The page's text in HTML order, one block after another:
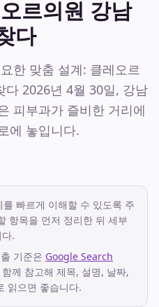
르의원 강남
다
한 맞춤 설계: 클레오르
다 2026년 4월 30일, 강남
피부과가 즐비한 거리에
에 놓입니다.
빠르게 이해할 수 있도록 주
항목을 먼저 정리한 뒤 세부
.
기준은 Google Search
함께 참고해 제목, 설명, 날짜,
읽으면 좋습니다.